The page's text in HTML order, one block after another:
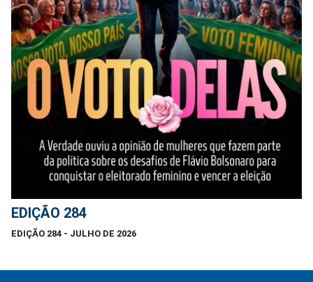
EDIÇÃO 284
EDIÇÃO 284 - JULHO DE 2026